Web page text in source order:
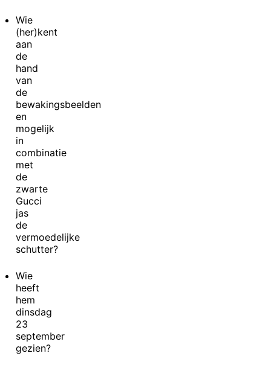
Wie
(her)kent
aan
de
hand
van
de
bewakingsbeelden
en
mogelijk
in
combinatie
met
de
zwarte
Gucci
jas
de
vermoedelijke
schutter?
Wie
heeft
hem
dinsdag
23
september
gezien?